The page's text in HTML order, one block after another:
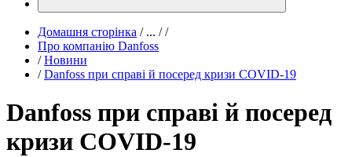
Домашня сторінка /... / /
Про компанію Danfoss
/ Новини
/ Danfoss при справі й посеред кризи COVID-19
Danfoss при справі й посеред
кризи COVID-19